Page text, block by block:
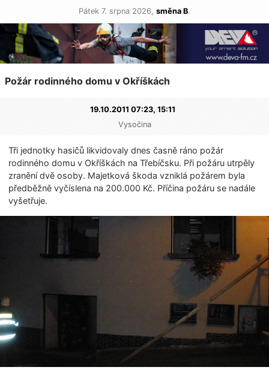
Pátek 7. srpna 2026, směna B.
Požár rodinného domu v Okříškách
19.10.2011 07:23, 15:11
Vysočina
Tři jednotky hasičů likvidovaly dnes časně ráno požár
rodinného domu v Okříškách na Třebíčsku. Při požáru utrpěly
zranění dvě osoby. Majetková škoda vzniklá požárem byla
předběžně vyčíslena na 200.000 Kč. Příčina požáru se nadále
vyšetřuje.